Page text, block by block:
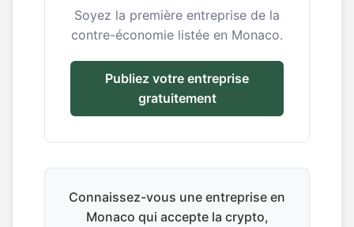
Soyez la première entreprise de la
contre-économie listée en Monaco.
Publiez votre entreprise
gratuitement
Connaissez-vous une entreprise en
Monaco qui accepte la crypto,